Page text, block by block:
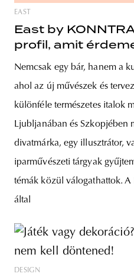
EAST
East by
profil, amit
Nemcsak egy bár, hanem a
ahol az új művészek és
különféle természetes italok
Ljubljanában és Szkopjében
divatmárka, egy illusztrátor,
iparművészeti tárgyak
témák közül válogathattok.
által
DESIGN